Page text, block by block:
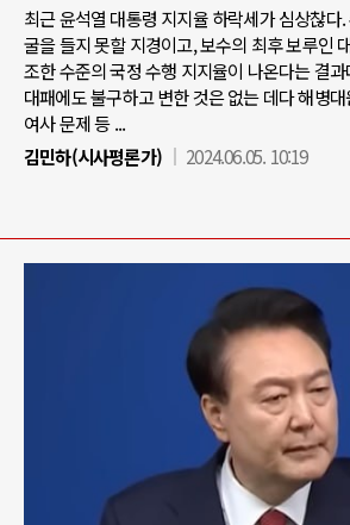
최근 윤석열 대통령 지지율 하락세가 심상찮다
굴을 들지 못할 지경이고, 보수의 최후 보루인
조한 수준의 국정 수행 지지율이 나온다는 결
대패에도 불구하고 변한 것은 없는 데다 해병
여사 문제 등 ...
김민하(시사평론가)
2024.06.05. 10:19